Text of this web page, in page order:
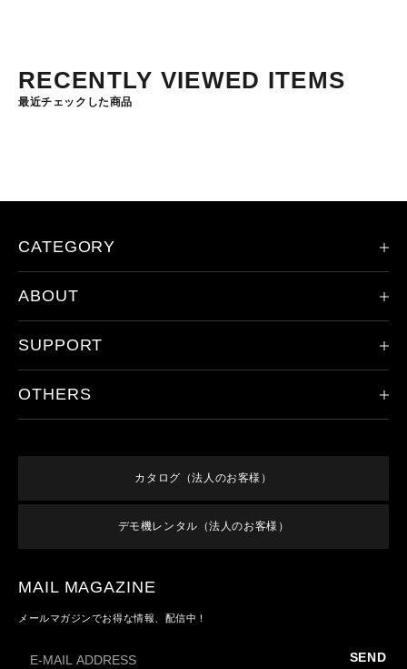
RECENTLY VIEWED ITEMS
最近チェックした商品
CATEGORY
限定モデル
その他のライト
アクセサリ
ABOUT
会社概要
SUPPORT
製品登録
オンラインショップご利用案内
OTHERS
利用規約
特定商取引法に基づく表記
カタログ（法人のお客様）
デモ機レンタル（法人のお客様）
MAIL MAGAZINE
メールマガジンでお得な情報、配信中！
SEND